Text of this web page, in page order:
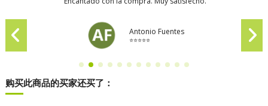
Antonio Fuentes
⭐⭐⭐⭐⭐
购买此商品的买家还买了：